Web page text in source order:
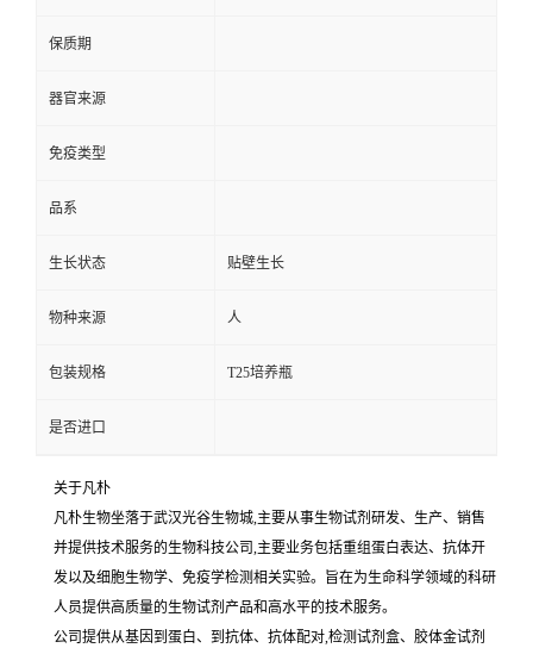
保质期
器官来源
免疫类型
品系
生长状态 贴壁生长
物种来源 人
包装规格 T25培养瓶
是否进口
关于凡朴
凡朴生物坐落于武汉光谷生物城,主要从事生物试剂研发、生产、销售
并提供技术服务的生物科技公司,主要业务包括重组蛋白表达、抗体开
发以及细胞生物学、免疫学检测相关实验。旨在为生命科学领域的科研
人员提供高质量的生物试剂产品和高水平的技术服务。
公司提供从基因到蛋白、到抗体、抗体配对,检测试剂盒、胶体金试剂